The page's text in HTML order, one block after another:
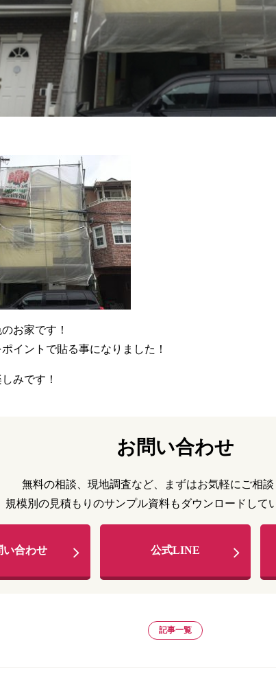
お家です！
イントで貼る事になりました！
みです！
お問い合わせ
無料の相談、現地調査など、まずはお気軽にご相談
規模別の見積もりのサンプル資料もダウンロードして
い合わせ 公式LINE
記事一覧